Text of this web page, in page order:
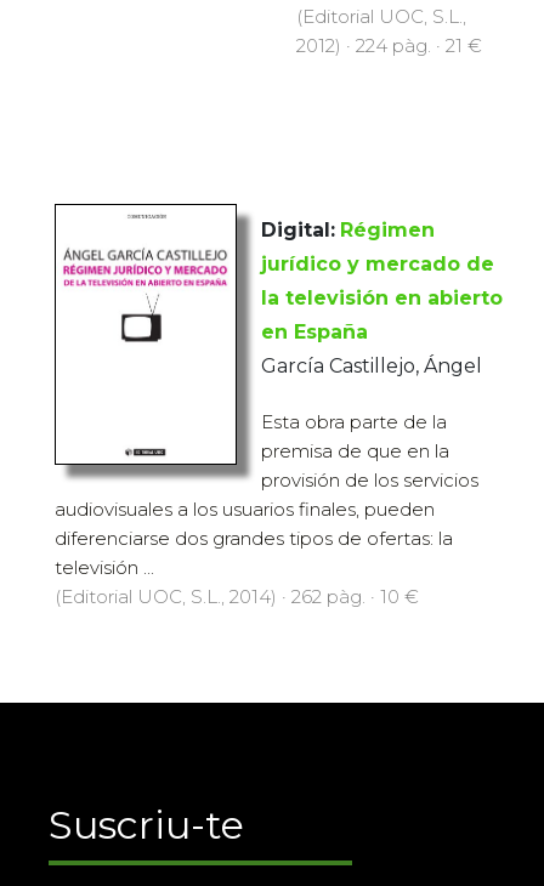
(Editorial UOC, S.L.,
2012) · 224 pàg. · 21 €
Digital: Régimen
jurídico y mercado de
la televisión en abierto
en España
García Castillejo, Ángel
Esta obra parte de la
premisa de que en la
provisión de los servicios
audiovisuales a los usuarios finales, pueden
diferenciarse dos grandes tipos de ofertas: la
televisión ...
(Editorial UOC, S.L., 2014) · 262 pàg. · 10 €
Suscriu-te